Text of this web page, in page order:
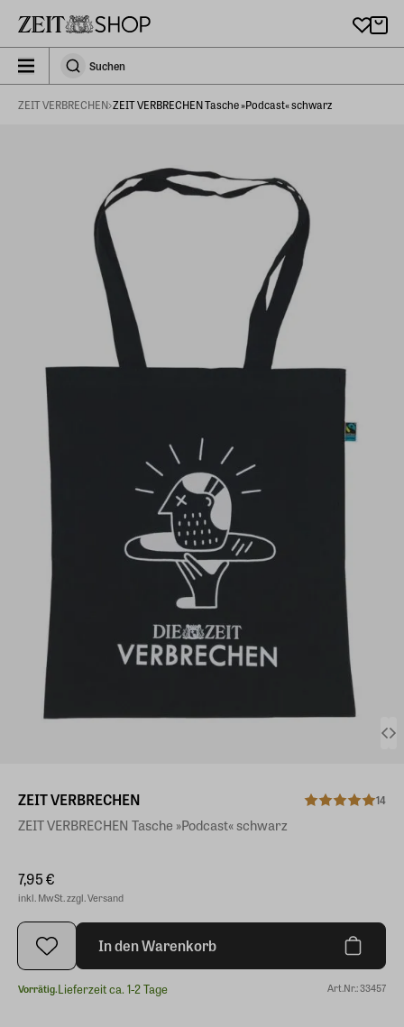
zeit_storefront.components.search.collapsed
SuchenSuchen
ZEIT VERBRECHEN ZEIT VERBRECHEN Tasche »Podcast« schwarz
ZEIT VERBRECHEN 14
ZEIT VERBRECHEN Tasche »Podcast« schwarz
7,95 €
inkl. MwSt. zzgl. Versand
In den Warenkorb
Vorrätig.Lieferzeit ca. 1-2 Tage Art.Nr.: 33457